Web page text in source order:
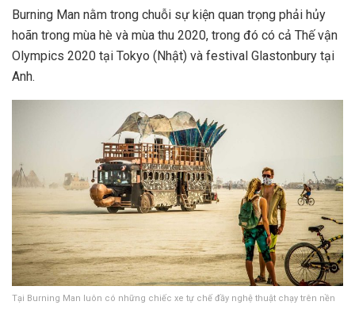
Burning Man nằm trong chuỗi sự kiện quan trọng phải hủy
hoãn trong mùa hè và mùa thu 2020, trong đó có cả Thế vận
Olympics 2020 tại Tokyo (Nhật) và festival Glastonbury tại
Anh.
Tại Burning Man luôn có những chiếc xe tự chế đầy nghệ thuật chạy trên nền